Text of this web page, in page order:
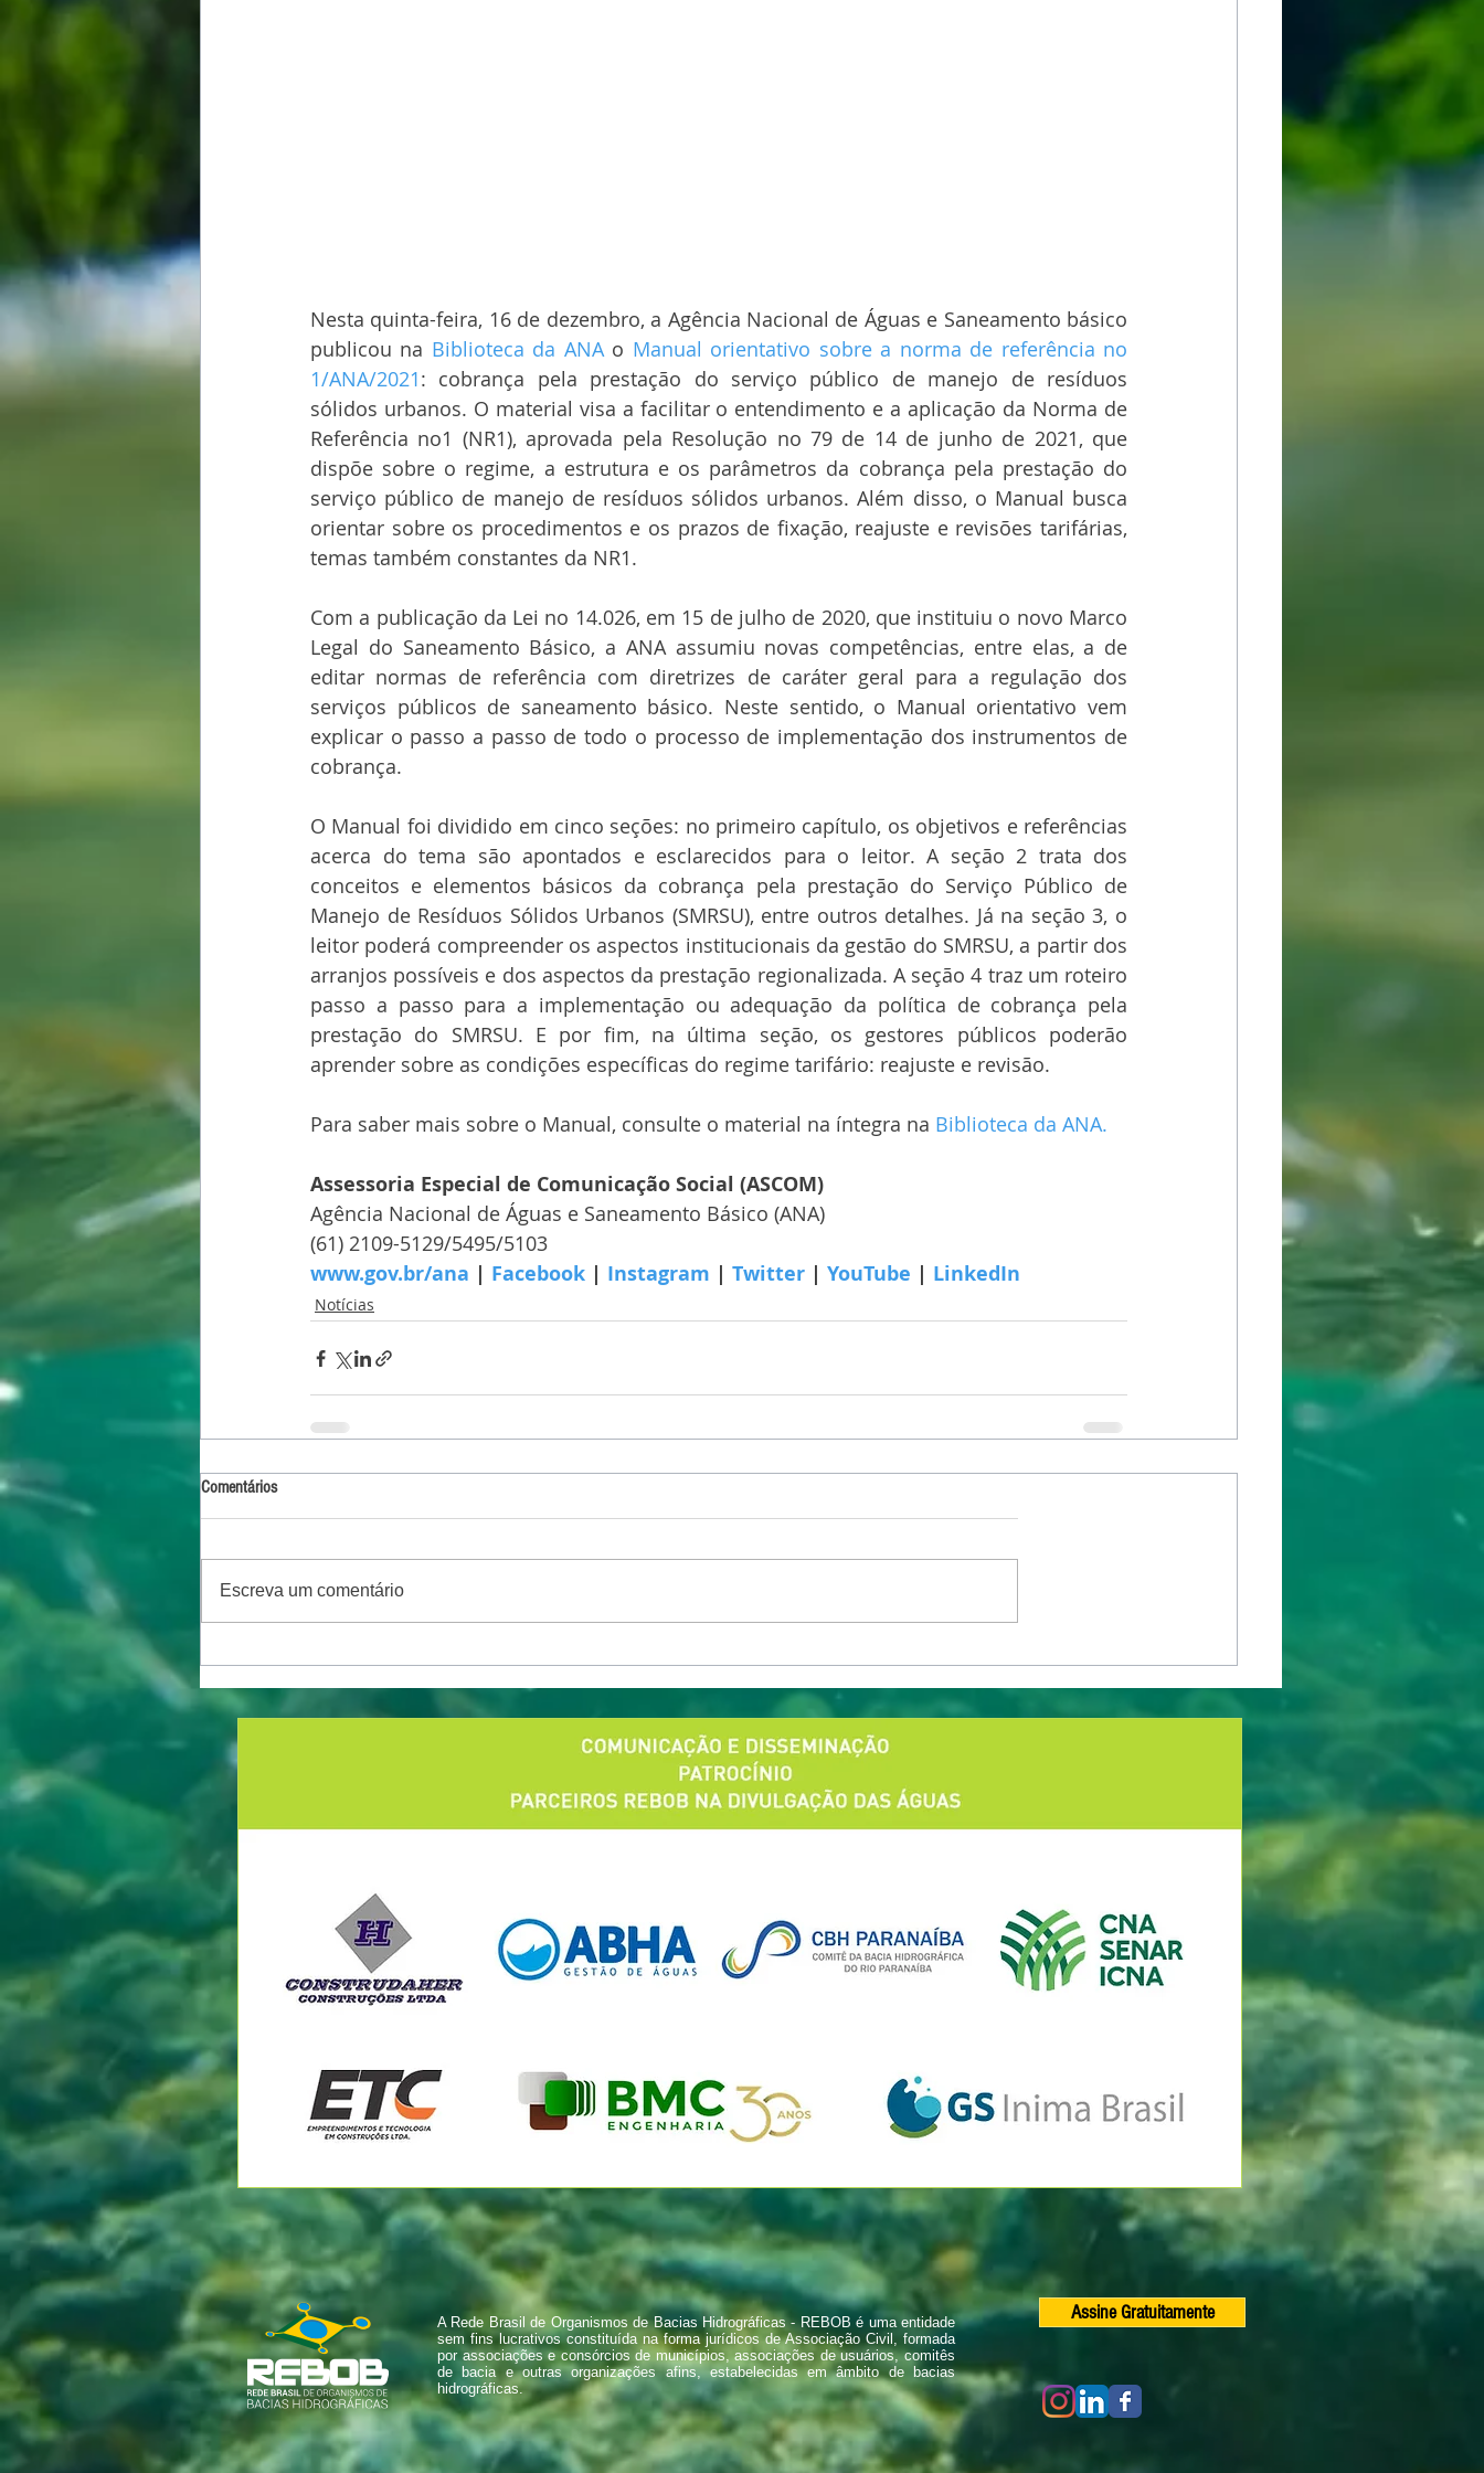
Nesta quinta-feira, 16 de dezembro, a Agência Nacional de Águas e Saneamento básico
publicou na Biblioteca da ANA o Manual orientativo sobre a norma de referência no
1/ANA/2021: cobrança pela prestação do serviço público de manejo de resíduos
sólidos urbanos. O material visa a facilitar o entendimento e a aplicação da Norma de
Referência no1 (NR1), aprovada pela Resolução no 79 de 14 de junho de 2021, que
dispõe sobre o regime, a estrutura e os parâmetros da cobrança pela prestação do
serviço público de manejo de resíduos sólidos urbanos. Além disso, o Manual busca
orientar sobre os procedimentos e os prazos de fixação, reajuste e revisões tarifárias,
temas também constantes da NR1.
Com a publicação da Lei no 14.026, em 15 de julho de 2020, que instituiu o novo Marco
Legal do Saneamento Básico, a ANA assumiu novas competências, entre elas, a de
editar normas de referência com diretrizes de caráter geral para a regulação dos
serviços públicos de saneamento básico. Neste sentido, o Manual orientativo vem
explicar o passo a passo de todo o processo de implementação dos instrumentos de
cobrança.
O Manual foi dividido em cinco seções: no primeiro capítulo, os objetivos e referências
acerca do tema são apontados e esclarecidos para o leitor. A seção 2 trata dos
conceitos e elementos básicos da cobrança pela prestação do Serviço Público de
Manejo de Resíduos Sólidos Urbanos (SMRSU), entre outros detalhes. Já na seção 3, o
leitor poderá compreender os aspectos institucionais da gestão do SMRSU, a partir dos
arranjos possíveis e dos aspectos da prestação regionalizada. A seção 4 traz um roteiro
passo a passo para a implementação ou adequação da política de cobrança pela
prestação do SMRSU. E por fim, na última seção, os gestores públicos poderão
aprender sobre as condições específicas do regime tarifário: reajuste e revisão.
Para saber mais sobre o Manual, consulte o material na íntegra na Biblioteca da ANA.
Assessoria Especial de Comunicação Social (ASCOM)
Agência Nacional de Águas e Saneamento Básico (ANA)
(61) 2109-5129/5495/5103
www.gov.br/ana | Facebook | Instagram | Twitter | YouTube | LinkedIn
Notícias
Comentários
Escreva um comentário
A Rede Brasil de Organismos de Bacias Hidrográficas - REBOB é uma entidade
sem fins lucrativos constituída na forma jurídicos de Associação Civil, formada
por associações e consórcios de municípios, associações de usuários, comitês
de bacia e outras organizações afins, estabelecidas em âmbito de bacias
hidrográficas.
Assine Gratuitamente